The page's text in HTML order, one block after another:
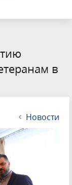
в
Новости